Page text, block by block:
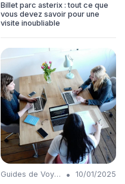
Billet parc asterix : tout ce que
vous devez savoir pour une
visite inoubliable
Guides de Voyage •
10/01/2025